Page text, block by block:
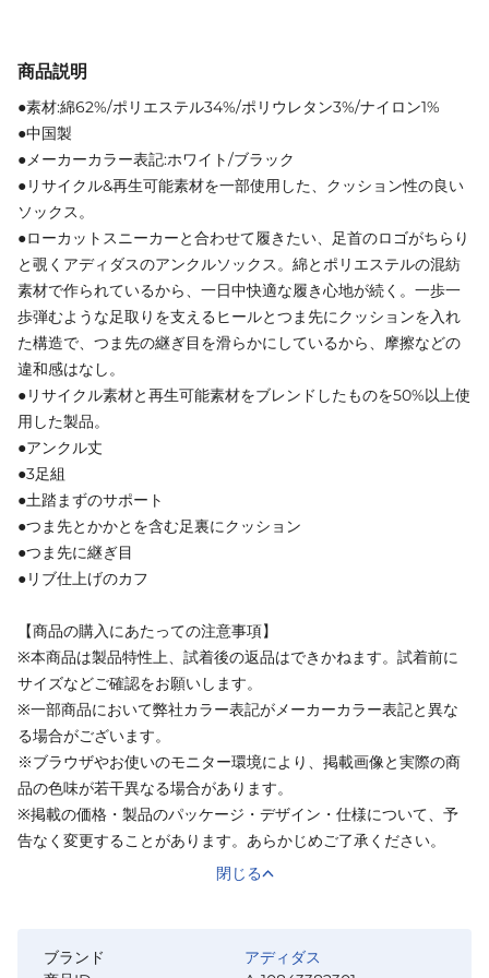
商品説明
●素材:綿62%/ポリエステル34%/ポリウレタン3%/ナイロン1%
●中国製
●メーカーカラー表記:ホワイト/ブラック
●リサイクル&再生可能素材を一部使用した、クッション性の良い
ソックス。
●ローカットスニーカーと合わせて履きたい、足首のロゴがちらり
と覗くアディダスのアンクルソックス。綿とポリエステルの混紡
素材で作られているから、一日中快適な履き心地が続く。一歩一
歩弾むような足取りを支えるヒールとつま先にクッションを入れ
た構造で、つま先の継ぎ目を滑らかにしているから、摩擦などの
違和感はなし。
●リサイクル素材と再生可能素材をブレンドしたものを50%以上使
用した製品。
●アンクル丈
●3足組
●土踏まずのサポート
●つま先とかかとを含む足裏にクッション
●つま先に継ぎ目
●リブ仕上げのカフ
【商品の購入にあたっての注意事項】
※本商品は製品特性上、試着後の返品はできかねます。試着前に
サイズなどご確認をお願いします。
※一部商品において弊社カラー表記がメーカーカラー表記と異な
る場合がございます。
※ブラウザやお使いのモニター環境により、掲載画像と実際の商
品の色味が若干異なる場合があります。
※掲載の価格・製品のパッケージ・デザイン・仕様について、予
告なく変更することがあります。あらかじめご了承ください。
閉じる
ブランド
アディダス